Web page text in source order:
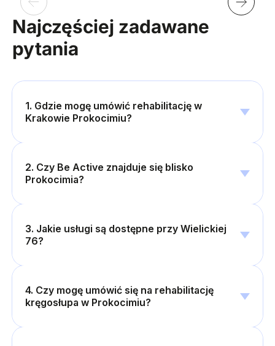
Najczęściej zadawane
pytania
1. Gdzie mogę umówić rehabilitację w
Krakowie Prokocimiu?
2. Czy Be Active znajduje się blisko
Prokocimia?
3. Jakie usługi są dostępne przy Wielickiej
76?
4. Czy mogę umówić się na rehabilitację
kręgosłupa w Prokocimiu?